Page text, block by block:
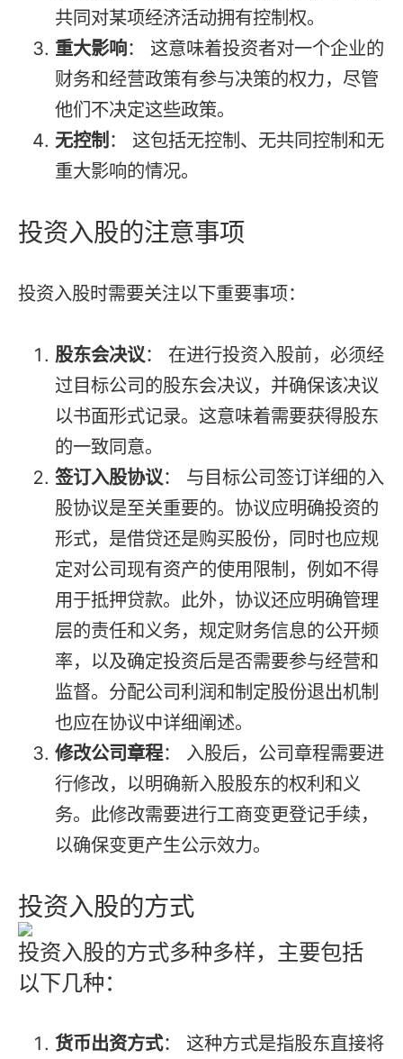
共同对某项经济活动拥有控制权。
重大影响： 这意味着投资者对一个企业的
财务和经营政策有参与决策的权力，尽管
他们不决定这些政策。
无控制 ： 这包括无控制、无共同控制和无
重大影响的情况。
投资入股的注意事项
投资入股时需要关注以下重要事项：
股东会决议： 在进行投资入股前，必须经
过目标公司的股东会决议，并确保该决议
以书面形式记录。这意味着需要获得股东
的一致同意。
签订入股协议： 与目标公司签订详细的入
股协议是至关重要的。协议应明确投资的
形式，是借贷还是购买股份，同时也应规
定对公司现有资产的使用限制，例如不得
用于抵押贷款。此外，协议还应明确管理
层的责任和义务，规定财务信息的公开频
率，以及确定投资后是否需要参与经营和
监督。分配公司利润和制定股份退出机制
也应在协议中详细阐述。
修改公司章程： 入股后，公司章程需要进
行修改，以明确新入股股东的权利和义
务。此修改需要进行工商变更登记手续，
以确保变更产生公示效力。
投资入股的方式
投资入股的方式多种多样，主要包括
以下几种：
货币出资方式： 这种方式是指股东直接将